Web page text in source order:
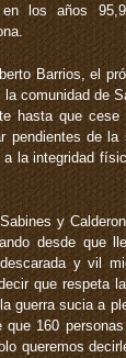
los años
Barrios, el
comunidad de
hasta que
pendientes de
la integridad
y
desde que
y vil
que respeta
guerra sucia a
160
queremos